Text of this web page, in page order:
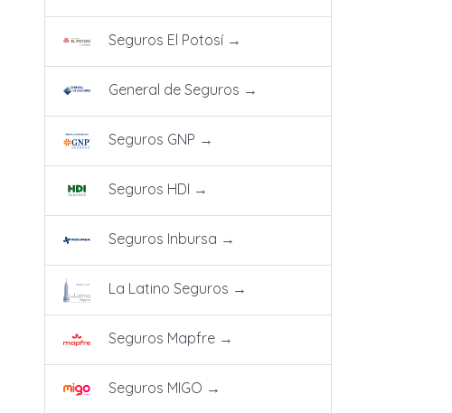
Seguros El Potosí →
General de Seguros →
Seguros GNP →
Seguros HDI →
Seguros Inbursa →
La Latino Seguros →
Seguros Mapfre →
Seguros MIGO →